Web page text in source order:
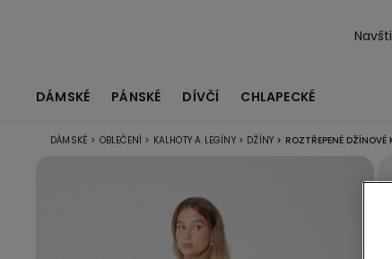
DÁMSKÉ PÁNSKÉ DÍVČÍ CHLAPECKÉ
DÁMSKÉ > OBLEČENÍ > KALHOTY A LEGÍNY > DŽÍNY > ROZTŘEPENÉ DŽÍNOVÉ